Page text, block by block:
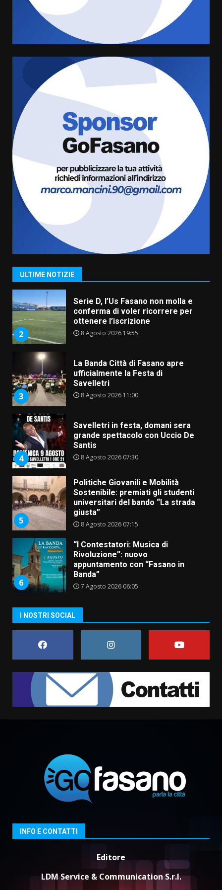
ULTIME NOTIZIE
universitari del bando “La strada
Rivoluzione”: nuovo
appuntamento con “Fasano in
Banda”
US Fasano, Scianaro: “Profonda
amarezza per esclusione dal
campionato di calcio”
7 Agosto 2026 06:00
Grande successo per la “Sagra
del Pesce Spada” a Savelletri
9 Agosto 2026 07:32
2
Serie D, l’Us Fasano non molla e
conferma di voler ricorrere per
3
La Banda Città di Fasano apre
ufficialmente la Festa di
Savelletri
8 Agosto 2026 11:00
4
Savelletri in festa, domani sera
grande spettacolo con Uccio De
Santis
8 Agosto 2026 07:30
5
Politiche Giovanili e Mobilità
Sostenibile: premiati gli studenti
universitari del bando “La strada
giusta”
6
“I Contestatori: Musica di
Rivoluzione”: nuovo
appuntamento con “Fasano in
Banda”
7 Agosto 2026 06:05
7
US Fasano, Scianaro: “Profonda
amarezza per esclusione dal
campionato di calcio”
7 Agosto 2026 06:00
Grande successo per la “Sagra
del Pesce Spada” a Savelletri
9 Agosto 2026 07:32
2
Serie D, l’Us Fasano non molla e
conferma di voler ricorrere per
ottenere l’iscrizione
8 Agosto 2026 19:55
Savelletri
8 Agosto 2026 11:00
4
Savelletri in festa, domani sera
Politiche Giovanili e Mobilità
Sostenibile: premiati gli studenti
universitari del bando “La strada
I NOSTRI SOCIAL
INFO E CONTATTI
Editore
LDM Service & Communication S.r.l.